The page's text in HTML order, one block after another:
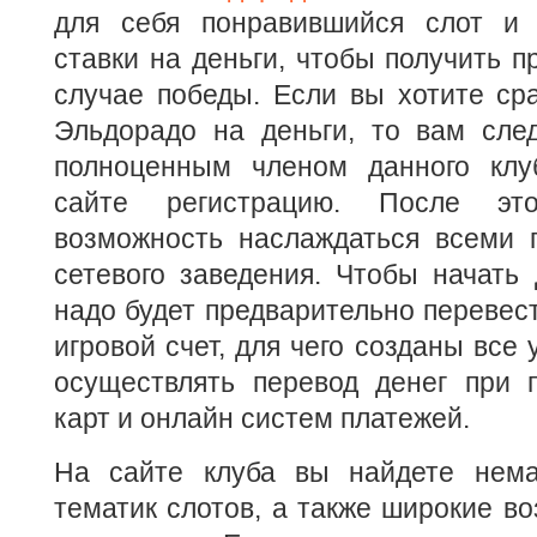
для себя понравившийся слот и
ставки на деньги, чтобы получить
случае победы. Если вы хотите
Эльдорадо на деньги, то вам
полноценным членом данного
сайте регистрацию. После
возможность наслаждаться всеми
сетевого заведения. Чтобы
надо будет предварительно
игровой счет, для чего созданы
осуществлять перевод денег при
карт и онлайн систем платежей.
На сайте клуба вы найдете
тематик слотов, а также широкие